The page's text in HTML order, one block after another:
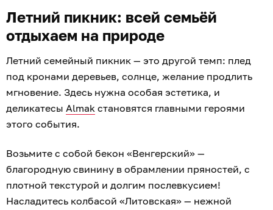
Летний пикник: всей семьёй
отдыхаем на природе
Летний семейный пикник — это другой темп: плед
под кронами деревьев, солнце, желание продлить
мгновение. Здесь нужна особая эстетика, и
деликатесы Almak становятся главными героями
этого события.
Возьмите с собой бекон «Венгерский» —
благородную свинину в обрамлении пряностей, с
плотной текстурой и долгим послевкусием!
Насладитесь колбасой «Литовская» — нежной